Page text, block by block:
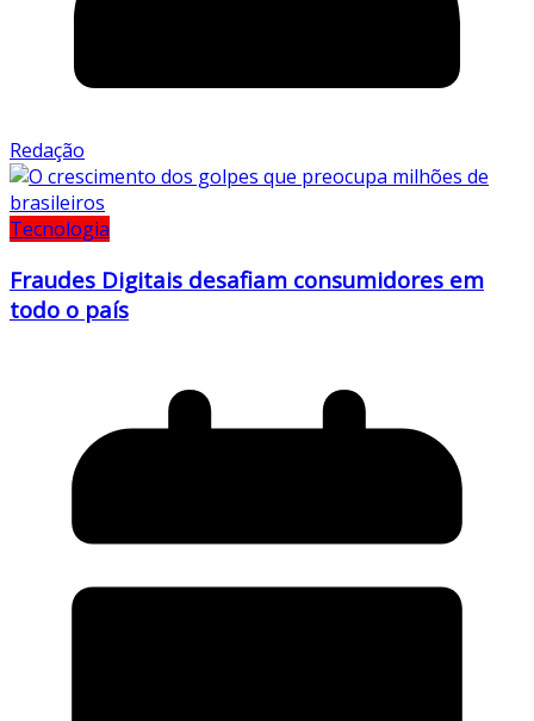
Redação
Tecnologia
Fraudes Digitais desafiam consumidores em
todo o país